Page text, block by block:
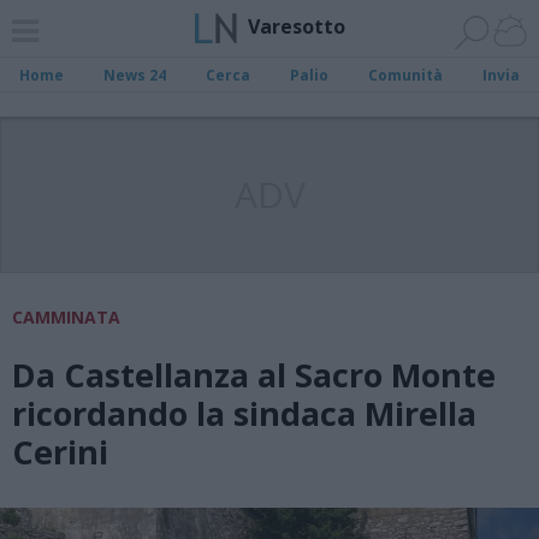
Varesotto
Home News 24 Cerca Palio Comunità Invia
CAMMINATA
Da Castellanza al Sacro Monte
ricordando la sindaca Mirella
Cerini